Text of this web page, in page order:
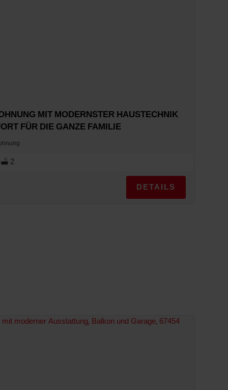
MIT MODERNSTER HAUSTECHNIK
FÜR DIE GANZE FAMILIE
2
DETAILS